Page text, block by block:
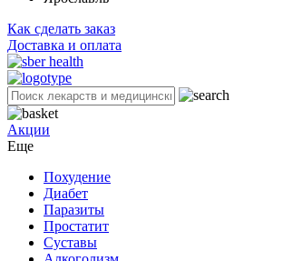
Как сделать заказ
Доставка и оплата
Акции
Еще
Похудение
Диабет
Паразиты
Простатит
Суставы